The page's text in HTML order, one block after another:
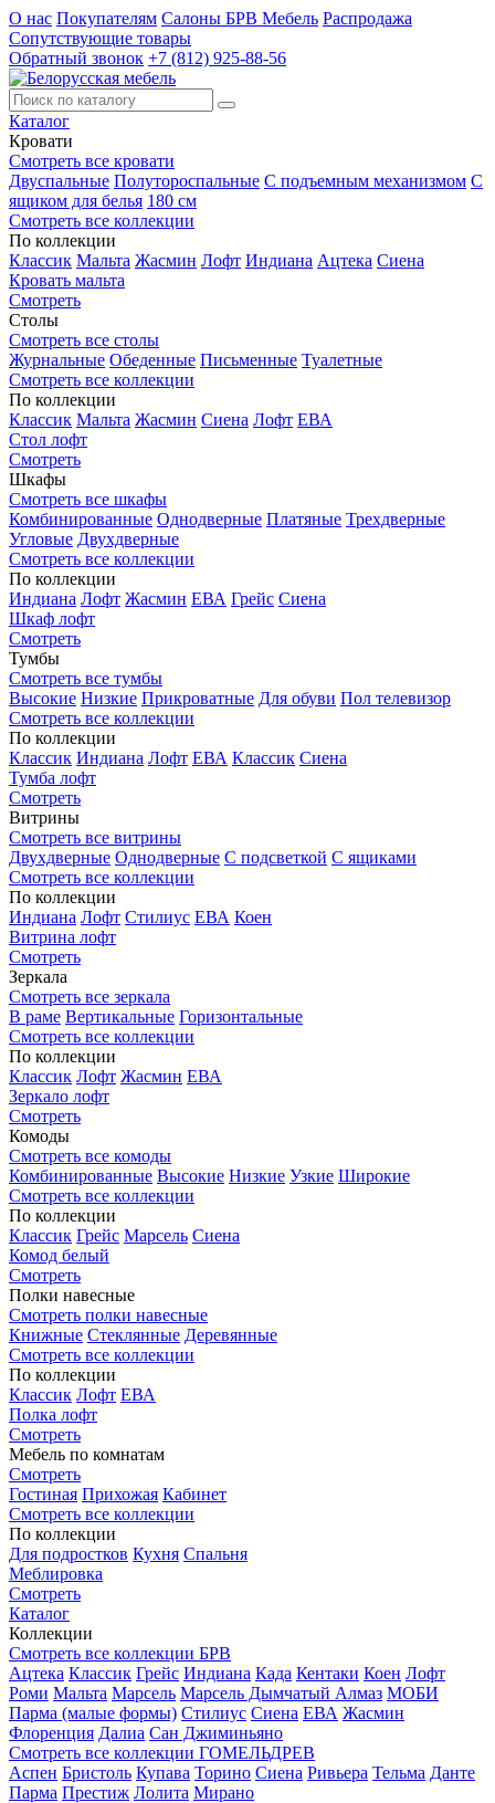
О нас Покупателям Салоны БРВ Мебель Распродажа
Сопутствующие товары
Обратный звонок +7 (812) 925-88-56
Каталог
Кровати
Смотреть все кровати
Двуспальные Полутороспальные С подъемным механизмом С
ящиком для белья 180 см
Смотреть все коллекции
По коллекции
Классик Мальта Жасмин Лофт Индиана Ацтека Сиена
Кровать мальта
Смотреть
Столы
Смотреть все столы
Журнальные Обеденные Письменные Туалетные
Смотреть все коллекции
По коллекции
Классик Мальта Жасмин Сиена Лофт ЕВА
Стол лофт
Смотреть
Шкафы
Смотреть все шкафы
Комбинированные Однодверные Платяные Трехдверные
Угловые Двухдверные
Смотреть все коллекции
По коллекции
Индиана Лофт Жасмин ЕВА Грейс Сиена
Шкаф лофт
Смотреть
Тумбы
Смотреть все тумбы
Высокие Низкие Прикроватные Для обуви Пол телевизор
Смотреть все коллекции
По коллекции
Классик Индиана Лофт ЕВА Классик Сиена
Тумба лофт
Смотреть
Витрины
Смотреть все витрины
Двухдверные Однодверные С подсветкой С ящиками
Смотреть все коллекции
По коллекции
Индиана Лофт Стилиус ЕВА Коен
Витрина лофт
Смотреть
Зеркала
Смотреть все зеркала
В раме Вертикальные Горизонтальные
Смотреть все коллекции
По коллекции
Классик Лофт Жасмин ЕВА
Зеркало лофт
Смотреть
Комоды
Смотреть все комоды
Комбинированные Высокие Низкие Узкие Широкие
Смотреть все коллекции
По коллекции
Классик Грейс Марсель Сиена
Комод белый
Смотреть
Полки навесные
Смотреть полки навесные
Книжные Стеклянные Деревянные
Смотреть все коллекции
По коллекции
Классик Лофт ЕВА
Полка лофт
Смотреть
Мебель по комнатам
Смотреть
Гостиная Прихожая Кабинет
Смотреть все коллекции
По коллекции
Для подростков Кухня Спальня
Меблировка
Смотреть
Каталог
Коллекции
Смотреть все коллекции БРВ
Ацтека Классик Грейс Индиана Када Кентаки Коен Лофт
Роми Мальта Марсель Марсель Дымчатый Алмаз МОБИ
Парма (малые формы) Стилиус Сиена ЕВА Жасмин
Флоренция Далиа Сан Джиминьяно
Смотреть все коллекции ГОМЕЛЬДРЕВ
Аспен Бристоль Купава Торино Сиена Ривьера Тельма Данте
Парма Престиж Лолита Мирано